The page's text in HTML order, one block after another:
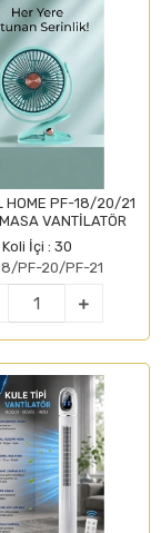
HOME PF-18/20/21
VANTİLATÖR
Koli İçi : 30
PF-20/PF-21